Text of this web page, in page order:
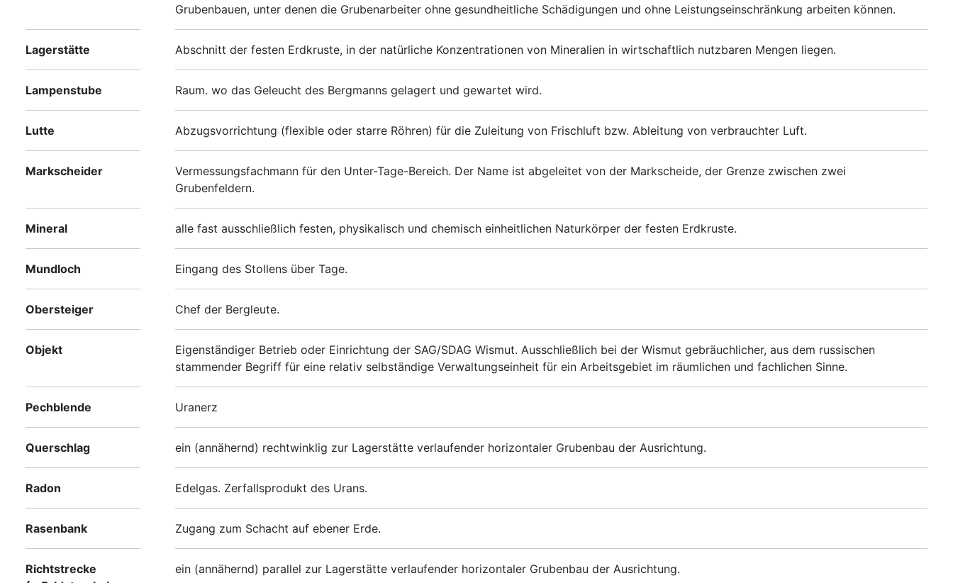
Grubenbauen, unter denen die Grubenarbeiter ohne gesundheitliche Schädigungen und ohne Leistungseinschränkung arbeiten können.
Lagerstätte Abschnitt der festen Erdkruste, in der natürliche Konzentrationen von Mineralien in wirtschaftlich nutzbaren Mengen liegen.
Lampenstube Raum. wo das Geleucht des Bergmanns gelagert und gewartet wird.
Lutte Abzugsvorrichtung (flexible oder starre Röhren) für die Zuleitung von Frischluft bzw. Ableitung von verbrauchter Luft.
Markscheider
Vermessungsfachmann für den Unter-Tage-Bereich. Der Name ist abgeleitet von der Markscheide, der Grenze zwischen zwei
Grubenfeldern.
Mineral alle fast ausschließlich festen, physikalisch und chemisch einheitlichen Naturkörper der festen Erdkruste.
Mundloch Eingang des Stollens über Tage.
Obersteiger Chef der Bergleute.
Objekt
Eigenständiger Betrieb oder Einrichtung der SAG/SDAG Wismut. Ausschließlich bei der Wismut gebräuchlicher, aus dem russischen
stammender Begriff für eine relativ selbständige Verwaltungseinheit für ein Arbeitsgebiet im räumlichen und fachlichen Sinne.
Pechblende Uranerz
Querschlag ein (annähernd) rechtwinklig zur Lagerstätte verlaufender horizontaler Grubenbau der Ausrichtung.
Radon Edelgas. Zerfallsprodukt des Urans.
Rasenbank Zugang zum Schacht auf ebener Erde.
Richtstrecke
ein (annähernd) parallel zur Lagerstätte verlaufender horizontaler Grubenbau der Ausrichtung.